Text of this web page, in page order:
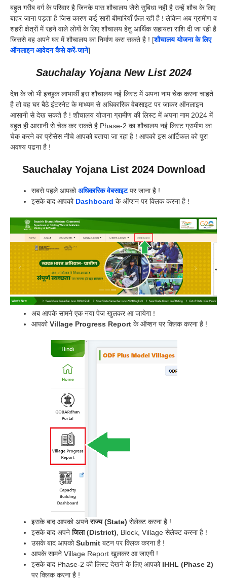
बहुत गरीब वर्ग के परिवार है जिनके पास शौचालय जैसे सुबिधा नही है उन्हें शौच के लिए
बाहर जाना पड़ता है जिस कारण कई सारी बीमारियाँ फ़ैल रही है ! लेकिन अब ग्रामीण व
शहरी क्षेत्रों में रहने वाले लोगों के लिए शौचालय हेतु आर्थिक सहायता राशि दी जा रही है
जिससे वह अपने घर में शौचालय का निर्माण करा सकते है ! [शौचालय योजना के लिए
ऑनलाइन आवेदन कैसे करें-जाने]
Sauchalay Yojana New List 2024
देश के जो भी इच्छुक लाभार्थी इस शौचालय नई लिस्ट में अपना नाम चेक करना चाहते
है तो वह घर बैठे इंटरनेट के माध्यम से अधिकारिक वेबसाइट पर जाकर ऑनलाइन
आसानी से देख सकते है ! शौचालय योजना ग्रामीण की लिस्ट में अपना नाम 2024 में
बहुत ही आसानी से चेक कर सकते है Phase-2 का शौचालय नई लिस्ट ग्रामीण का
चेक करने का प्रोसेस नीचे आपको बताया जा रहा है ! आपको इस आर्टिकल को पूरा
अवश्य पढना है !
Sauchalay Yojana List 2024 Download
सबसे पहले आपकोअधिकारिक वेबसाइटपर जाना है !
इसके बाद आपको Dashboard के ऑप्शन पर क्लिक करना है !
अब आपके सामने एक नया पेज खुलकर आ जायेगा !
आपकोVillage Progress Report के ऑप्शन पर क्लिक करना है !
इसके बाद आपको अपनेराज्य (State) सेलेक्ट करना है !
इसके बाद अपनेजिला (District), Block, Village सेलेक्ट करना है !
उसके बाद आपकोSubmit बटन पर क्लिक करना है !
आपके सामने Village Report खुलकर आ जाएगी !
इसके बाद Phase-2 की लिस्ट देखने के लिए आपको IHHL (Phase 2)
पर क्लिक करना है !